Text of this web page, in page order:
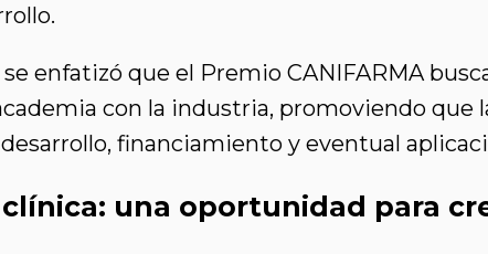
enfatizó que el Premio CANIFARMA
con la industria, promoviendo
financiamiento y eventual
una oportunidad para